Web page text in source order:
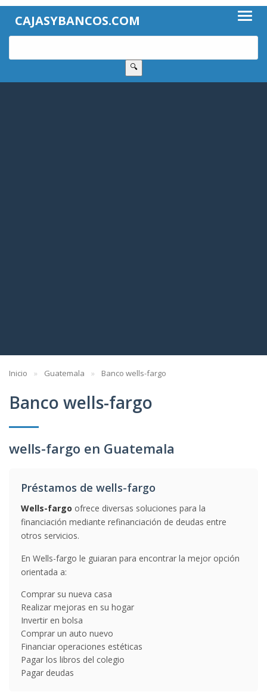
CAJASYBANCOS.COM
🔍
Inicio Guatemala Banco wells-fargo
Banco wells-fargo
wells-fargo en Guatemala
Préstamos de wells-fargo
Wells-fargo ofrece diversas soluciones para la
financiación mediante refinanciación de deudas entre
otros servicios.
En Wells-fargo le guiaran para encontrar la mejor opción
orientada a:
Comprar su nueva casa
Realizar mejoras en su hogar
Invertir en bolsa
Comprar un auto nuevo
Financiar operaciones estéticas
Pagar los libros del colegio
Pagar deudas